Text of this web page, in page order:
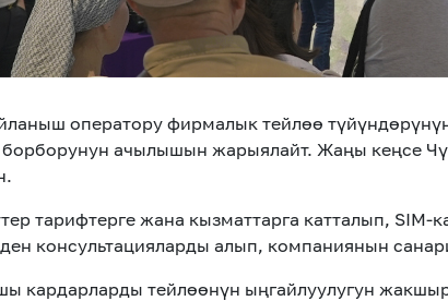
оператору фирмалык тейлөө
ачылышын жарыялайт. Жаңы кеңсе Чү
тарифтерге жана кызматтарга катталып, SIM-
консультацияларды алып, компаниянын
кардарларды тейлөөнүн ыңгайлуулугун